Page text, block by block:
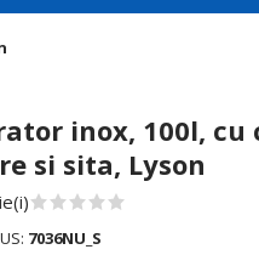
inox, 100l, cu
si sita, Lyson
7036NU_S